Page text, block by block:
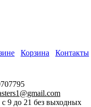
Корзина Контакты
с 9 до 21 без выходных